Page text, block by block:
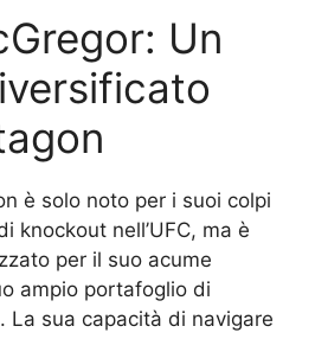
Un
è solo noto per i suoi colpi
knockout nell’UFC, ma è
per il suo acume
ampio portafoglio di
La sua capacità di navigare